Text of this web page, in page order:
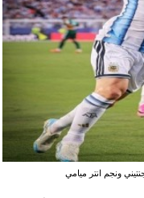
ونجم انتر ميامي